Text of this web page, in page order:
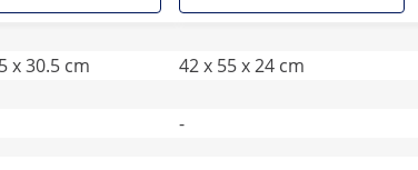
x 30.5 cm 42 x 55 x 24 cm
-